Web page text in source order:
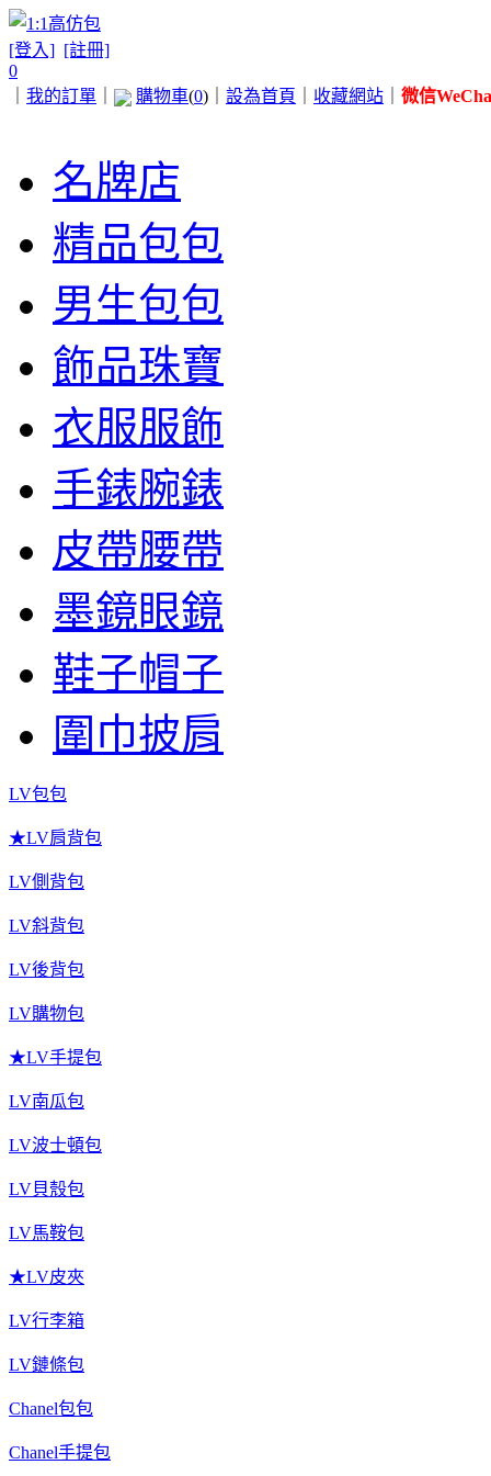
[登入] [註冊]
0
我的訂單 購物車(0) 設為首頁 收藏網站 微信
名牌店
精品包包
男生包包
飾品珠寶
衣服服飾
手錶腕錶
皮帶腰帶
墨鏡眼鏡
鞋子帽子
圍巾披肩
LV包包
★LV肩背包
LV側背包
LV斜背包
LV後背包
LV購物包
★LV手提包
LV南瓜包
LV波士頓包
LV貝殼包
LV馬鞍包
★LV皮夾
LV行李箱
LV鏈條包
Chanel包包
Chanel手提包